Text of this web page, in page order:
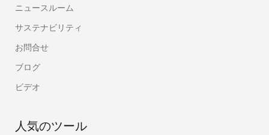
ニュースルーム
サステナビリティ
お問合せ
ブログ
ビデオ
人気のツール